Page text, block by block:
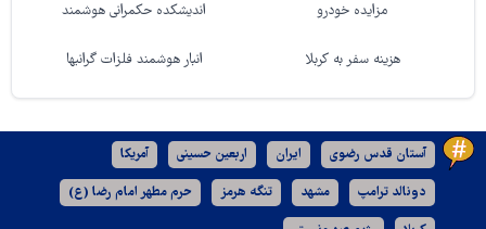
مزایده خودرو اندیشکده حکمرانی هوشمند
هزینه سفر به کربلا انبار هوشمند فلزات گرانبها
آستان قدس رضوی ایران اربعین حسینی آمریکا
دونالد ترامپ مشهد تنگه هرمز حرم مطهر امام رضا (ع)